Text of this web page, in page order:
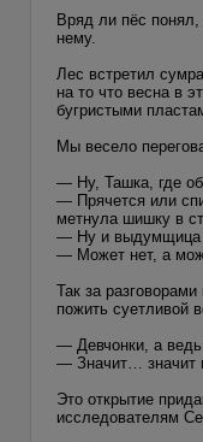
Вряд ли пёс понял,
нему.
Лес встретил
на то что весна в
бугристыми
Мы весело
— Ну, Ташка, где
— Прячется или
метнула шишку в
— Ну и выдумщица
— Может нет, а
Так за
пожить суетливой
— Девчонки, а ведь
— Значит… значит
Это открытие
исследователям